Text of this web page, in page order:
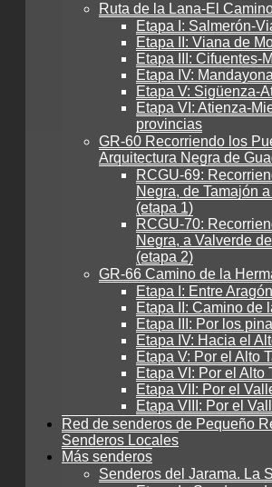
Ruta de la Lana-El
Etapa I: Salmerón-
Etapa II: Viana de
Etapa III: Cifuentes-
Etapa IV:
Etapa V: Sigüenza-
Etapa VI: Atienza-
provincias
GR-60 Recorriendo los
Arquitectura Negra de
RCGU-69:
Negra, de Tamajón
(etapa 1)
RCGU-70:
Negra, a Valverde
(etapa 2)
GR-66 Camino de la
Etapa I: Entre
Etapa II: Camino de
Etapa III: Por los
Etapa IV: Hacia el
Etapa V: Por el Alto
Etapa VI: Por el Alto
Etapa VII: Por el
Etapa VIII: Por el
Red de senderos de Pequeño
Senderos Locales
Más senderos
Senderos del Jarama. La